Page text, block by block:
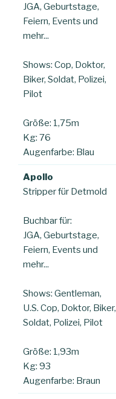
JGA, Geburtstage,
Feiern, Events und
mehr...
Shows: Cop, Doktor,
Biker, Soldat, Polizei,
Pilot
Größe: 1,75m
Kg: 76
Augenfarbe: Blau
Apollo
Stripper für Detmold
Buchbar für:
JGA, Geburtstage,
Feiern, Events und
mehr...
Shows: Gentleman,
U.S. Cop, Doktor, Biker,
Soldat, Polizei, Pilot
Größe: 1,93m
Kg: 93
Augenfarbe: Braun